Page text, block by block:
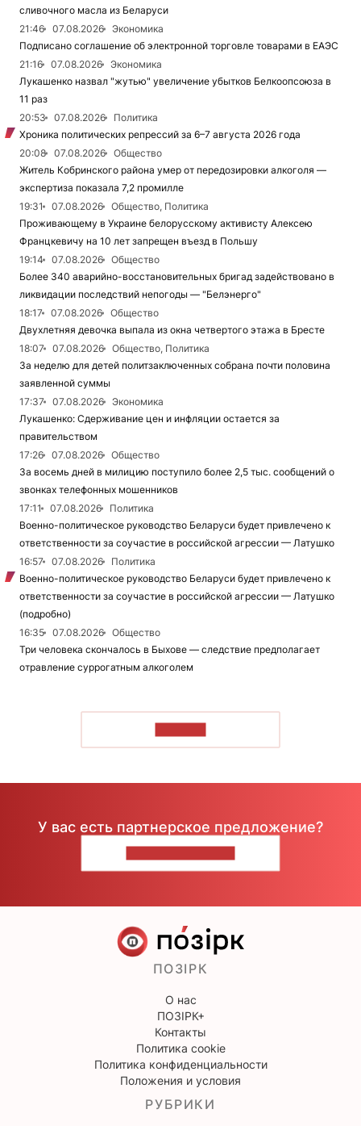
сливочного масла из Беларуси
21:46
07.08.2026
Экономика
Подписано соглашение об электронной торговле товарами в ЕАЭС
21:16
07.08.2026
Экономика
Лукашенко назвал "жутью" увеличение убытков Белкоопсоюза в
11 раз
20:53
07.08.2026
Политика
Хроника политических репрессий за 6–7 августа 2026 года
20:08
07.08.2026
Общество
Житель Кобринского района умер от передозировки алкоголя —
экспертиза показала 7,2 промилле
19:31
07.08.2026
Общество, Политика
Проживающему в Украине белорусскому активисту Алексею
Францкевичу на 10 лет запрещен въезд в Польшу
19:14
07.08.2026
Общество
Более 340 аварийно-восстановительных бригад задействовано в
ликвидации последствий непогоды — "Белэнерго"
18:17
07.08.2026
Общество
Двухлетняя девочка выпала из окна четвертого этажа в Бресте
18:07
07.08.2026
Общество, Политика
За неделю для детей политзаключенных собрана почти половина
заявленной суммы
17:37
07.08.2026
Экономика
Лукашенко: Сдерживание цен и инфляции остается за
правительством
17:26
07.08.2026
Общество
За восемь дней в милицию поступило более 2,5 тыс. сообщений о
звонках телефонных мошенников
17:11
07.08.2026
Политика
Военно-политическое руководство Беларуси будет привлечено к
ответственности за соучастие в российской агрессии — Латушко
16:57
07.08.2026
Политика
Военно-политическое руководство Беларуси будет привлечено к
ответственности за соучастие в российской агрессии — Латушко
(подробно)
16:35
07.08.2026
Общество
Три человека скончалось в Быхове — следствие предполагает
отравление суррогатным алкоголем
У вас есть партнерское предложение?
ПОЗІРК
О нас
ПОЗІРК+
Контакты
Политика cookie
Политика конфиденциальности
Положения и условия
РУБРИКИ